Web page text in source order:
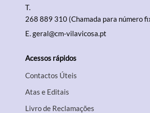
T.
268 889 310 (Chamada para número
E.geral@cm-vilavicosa.pt
Acessos rápidos
Contactos Úteis
Atas e Editais
Livro de Reclamações